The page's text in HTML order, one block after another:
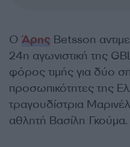
Ο Άρης Betsson
24η αγωνιστική της
φόρος τιμής για δύο
προσωπικότητες της
τραγουδίστρια
αθλητή Βασίλη Γκούμα.